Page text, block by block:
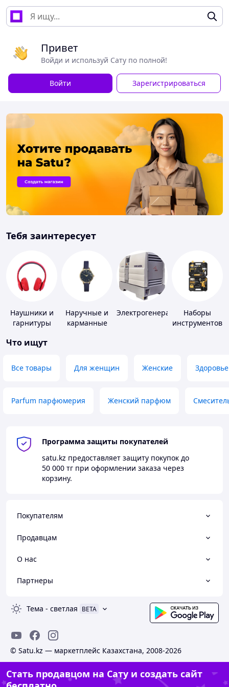
Привет
Войди и используй Сату по полной!
Войти Зарегистрироваться
Тебя заинтересует
Наушники и
гарнитуры
Наручные и
карманные
ЭлектрогенераторыНаборы
инструментов
Что ищут
Все товары Для женщин Женские Здоровье
Parfum парфюмерия Женский парфюм
Программа защиты покупателей
satu.kz предоставляет защиту покупок до
50 000 тг при оформлении заказа через
корзину.
Покупателям
Продавцам
О нас
Партнеры
Тема - светлая BETA
© Satu.kz — маркетплейс Казахстана, 2008-2026
Стать продавцом на Сату и создать сайт